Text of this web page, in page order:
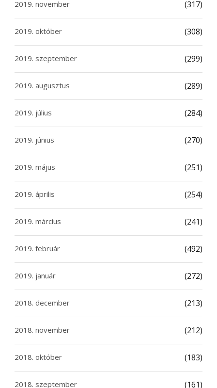
2019. november (317)
2019. október (308)
2019. szeptember (299)
2019. augusztus (289)
2019. július (284)
2019. június (270)
2019. május (251)
2019. április (254)
2019. március (241)
2019. február (492)
2019. január (272)
2018. december (213)
2018. november (212)
2018. október (183)
2018. szeptember (161)